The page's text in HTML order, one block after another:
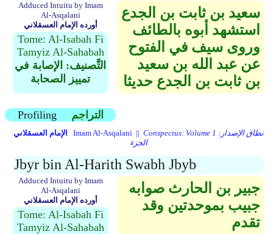
سعيد بن ثابت بن الجدع
استشهد أبوه بالطائف
وروى سيف في الفتوح
عن عبد الله بن سعيد
بن ثابت بن الجدع حديثا
Adduced Intuitu by Imam
Al-Asqalani
أورده الإمام العسقلاني
Tome: Al-Isabah Fi
Tamyiz Al-Sahabah
التَّصنيف: الإصابة في
تمييز الصحابة
Profiling التراجم
الإمام العسقلاني Imam Al-Asqalani || Conspectus: Volume 1 نطاق الإصدار:
الجزء
Jbyr bin Al-Harith Swabh Jbyb
جبير بن الحارث صوابه
جبيب بموحدتين وقد
تقدم
Adduced Intuitu by Imam
Al-Asqalani
أورده الإمام العسقلاني
Tome: Al-Isabah Fi
Tamyiz Al-Sahabah